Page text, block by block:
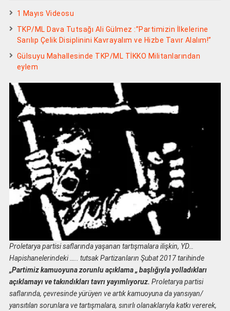
1 Mayıs Videosu
TKP/ML Dava Tutsağı Ali Gülmez :”Partimizin İlkelerine
Sarılıp Çelik Disiplinini Kavrayalım ve Hizbe Tavır Alalım!”
Gülsuyu Mahallesinde TKP/ML TİKKO Militanlarından
eylem
Proletarya partisi saflarında yaşanan tartışmalara ilişkin, YD…
Hapishanelerindeki ….. tutsak Partizanların Şubat 2017 tarihinde
„Partimiz kamuoyuna zorunlu açıklama „ başlığıyla yolladıkları
açıklamayı ve takındıkları tavrı yayımlıyoruz. Proletarya partisi
saflarında, çevresinde yürüyen ve artık kamuoyuna da yansıyan/
yansıtılan sorunlara ve tartışmalara, sınırlı olanaklarıyla katkı vererek,